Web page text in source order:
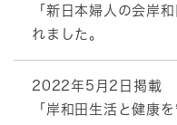
「新日本婦人の会岸
れました。
2022年5月2日掲載
「岸和田生活と健康